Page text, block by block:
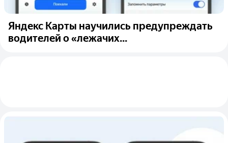
Яндекс Карты научились предупреждать
водителей о «лежачих...